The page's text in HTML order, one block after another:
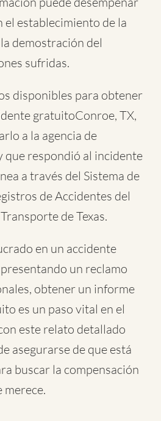
el establecimiento de la
demostración del
sufridas.
disponibles para obtener
gratuitoConroe, TX,
a la agencia de
que respondió al incidente
a través del Sistema de
de Accidentes del
de Texas.
en un accidente
un reclamo
obtener un informe
es un paso vital en el
este relato detallado
asegurarse de que está
buscar la compensación
merece.